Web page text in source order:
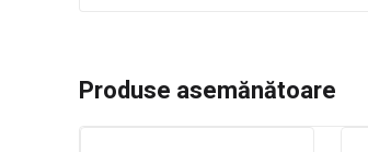
Produse asemănătoare